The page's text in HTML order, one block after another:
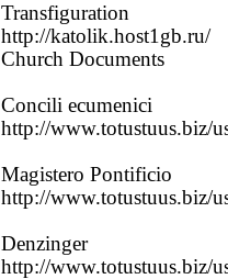
Transfiguration
http://katolik.host1gb.ru/
Church Documents
Concili ecumenici
http://www.totustuus.biz/
Magistero Pontificio
http://www.totustuus.biz/
Denzinger
http://www.totustuus.biz/